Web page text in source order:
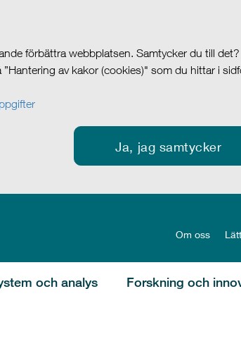
förbättra webbplatsen. Samtycker du till
av kakor (cookies)" som du hittar i
Ja, jag samtycker
Om oss
och analys Forskning och